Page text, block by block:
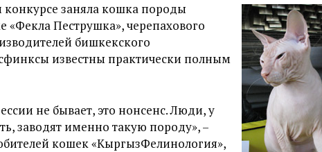
конкурсе заняла кошка породы
«Фекла Пеструшка», черепахового
бишкекского
известны практически полным
не бывает, это нонсенс. Люди, у
заводят именно такую породу», –
кошек «КыргызФелинология»,